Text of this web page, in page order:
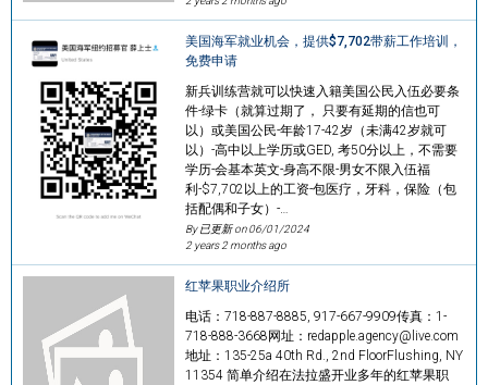
美国海军就业机会，提供$7,702带薪工作培训，
免费申请
新兵训练营就可以快速入籍美国公民入伍必要条
件-绿卡（就算过期了， 只要有延期的信也可
以）或美国公民-年龄17-42岁（未满42岁就可
以）-高中以上学历或GED, 考50分以上，不需要
学历-会基本英文-身高不限-男女不限入伍福
利-$7,702以上的工资-包医疗，牙科，保险（包
括配偶和子女）-…
By 已更新 on06/01/2024
2 years 2 months ago
红苹果职业介绍所
电话：718-887-8885, 917-667-9909传真：1-
718-888-3668网址：redapple.agency@live.com
地址：135-25a 40th Rd., 2nd FloorFlushing, NY
11354 简单介绍在法拉盛开业多年的红苹果职